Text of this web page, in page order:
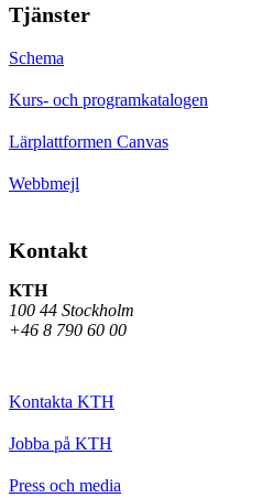
Tjänster
Schema
Kurs- och programkatalogen
Lärplattformen Canvas
Webbmejl
Kontakt
KTH
100 44 Stockholm
+46 8 790 60 00
Kontakta KTH
Jobba på KTH
Press och media